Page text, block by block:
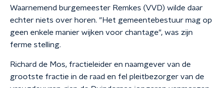
Waarnemend burgemeester Remkes (VVD) wilde daar
echter niets over horen. "Het gemeentebestuur mag op
geen enkele manier wijken voor chantage", was zijn
ferme stelling.
Richard de Mos, fractieleider en naamgever van de
grootste fractie in de raad en fel pleitbezorger van de